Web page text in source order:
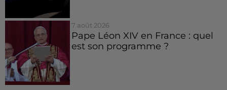
7 août 2026
Pape Léon XIV en France : quel
est son programme ?